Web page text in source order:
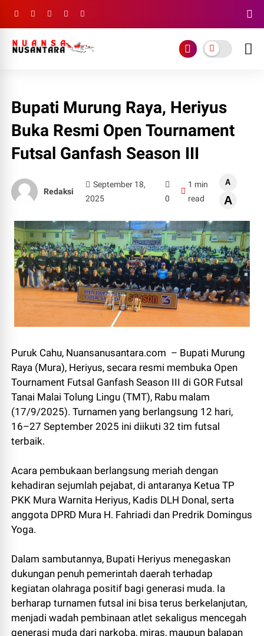
Bupati Murung Raya, Heriyus
Buka Resmi Open Tournament
Futsal Ganfash Season III
Redaksi
September 18,
2025
0
1 min
read
A
A
Puruk Cahu, Nuansanusantara.com – Bupati Murung
Raya (Mura), Heriyus, secara resmi membuka Open
Tournament Futsal Ganfash Season III di GOR Futsal
Tanai Malai Tolung Lingu (TMT), Rabu malam
(17/9/2025). Turnamen yang berlangsung 12 hari,
16–27 September 2025 ini diikuti 32 tim futsal
terbaik.
Acara pembukaan berlangsung meriah dengan
kehadiran sejumlah pejabat, di antaranya Ketua TP
PKK Mura Warnita Heriyus, Kadis DLH Donal, serta
anggota DPRD Mura H. Fahriadi dan Predrik Domingus
Yoga.
Dalam sambutannya, Bupati Heriyus menegaskan
dukungan penuh pemerintah daerah terhadap
kegiatan olahraga positif bagi generasi muda. Ia
berharap turnamen futsal ini bisa terus berkelanjutan,
menjadi wadah pembinaan atlet sekaligus mencegah
generasi muda dari narkoba, miras, maupun balapan